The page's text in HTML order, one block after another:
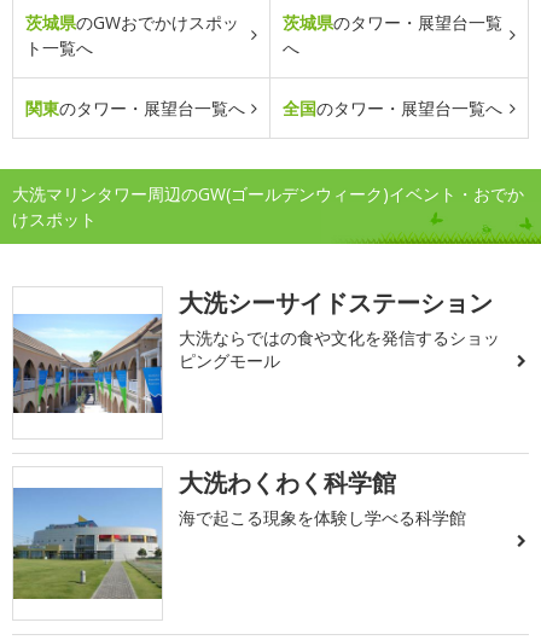
茨城県のGWおでかけスポッ
ト一覧へ
茨城県のタワー・展望台一覧
へ
関東のタワー・展望台一覧へ 全国のタワー・展望台一覧へ
大洗マリンタワー周辺のGW(ゴールデンウィーク)イベント・おでか
けスポット
大洗シーサイドステーション
大洗ならではの食や文化を発信するショッ
ピングモール
大洗わくわく科学館
海で起こる現象を体験し学べる科学館